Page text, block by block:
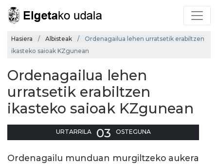
Hasiera Albisteak
Ordenagailua lehen urratsetik erabiltzen
ikasteko saioak KZgunean
Ordenagailua lehen
urratsetik erabiltzen
ikasteko saioak KZgunean
URTARRILA 03 OSTEGUNA
Ordenagailu munduan murgiltzeko aukera